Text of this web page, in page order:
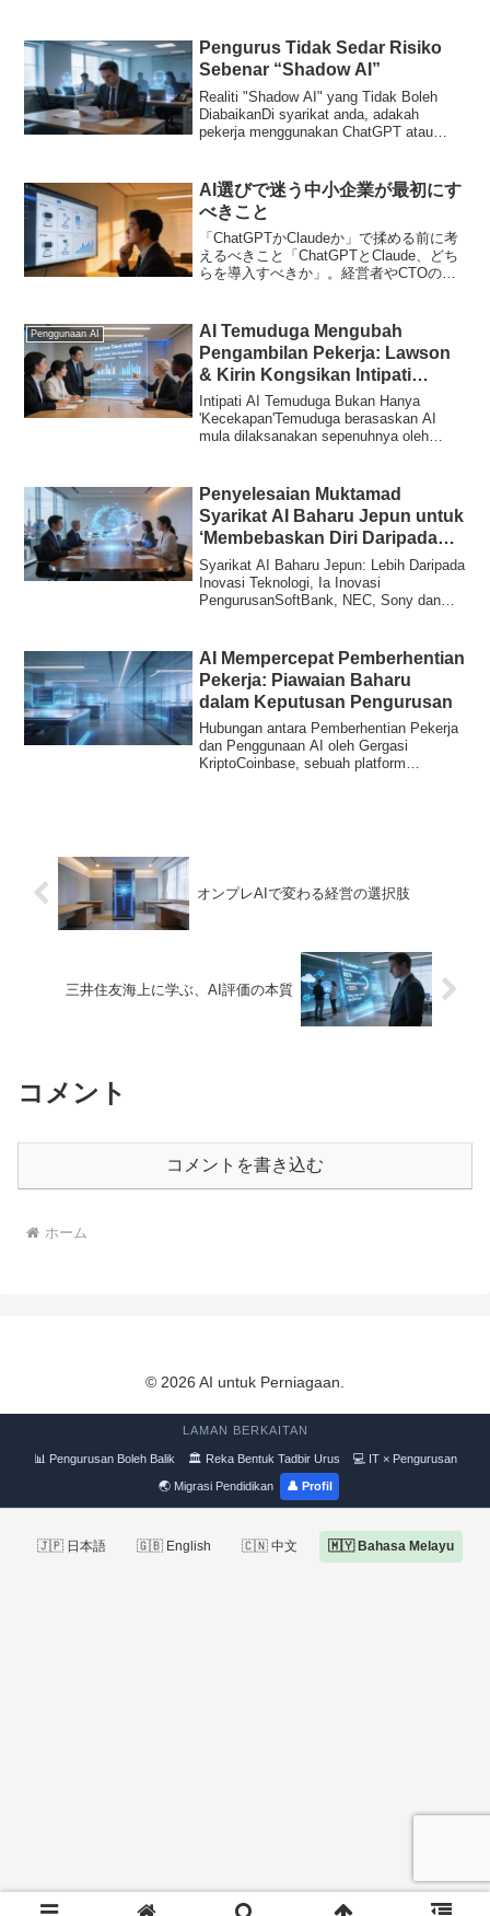
Pengurus Tidak Sedar Risiko
Sebenar “Shadow AI”
Realiti "Shadow AI" yang Tidak Boleh
DiabaikanDi syarikat anda, adakah
pekerja menggunakan ChatGPT atau
AI選びで迷う中小企業が最初にす
べきこと
「ChatGPTかClaudeか」で揉める前に考
えるべきこと「ChatGPTとClaude、どち
らを導入すべきか」。経営者やCTOの方
デルを次々とリリースしており、選...
Penggunaan AI
AI Temuduga Mengubah
Pengambilan Pekerja: Lawson
& Kirin Kongsikan Intipati
‘Bukan Hanya Untuk
Kecekapan’
Intipati AI Temuduga Bukan Hanya
'Kecekapan'Temuduga berasaskan AI
mula dilaksanakan sepenuhnya oleh
Penyelesaian Muktamad
Syarikat AI Baharu Jepun untuk
‘Membebaskan Diri Daripada
Kebergantungan SaaS’
Syarikat AI Baharu Jepun: Lebih Daripada
Inovasi Teknologi, Ia Inovasi
PengurusanSoftBank, NEC, Sony dan
AI Mempercepat Pemberhentian
Pekerja: Piawaian Baharu
dalam Keputusan Pengurusan
Hubungan antara Pemberhentian Pekerja
dan Penggunaan AI oleh Gergasi
KriptoCoinbase, sebuah platform
オンプレAIで変わる経営の選択肢
三井住友海上に学ぶ、AI評価の本質
コメント
コメントを書き込む
ホーム
© 2026 AI untuk Perniagaan.
LAMAN BERKAITAN
📊 Pengurusan Boleh Balik 🏛 Reka Bentuk Tadbir Urus 💻 IT × Pengurusan
🌏 Migrasi Pendidikan 👤 Profil
🇯🇵 日本語 🇬🇧 English 🇨🇳 中文 🇲🇾 Bahasa Melayu